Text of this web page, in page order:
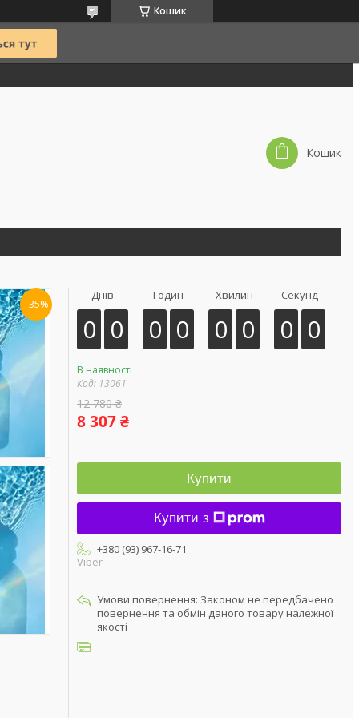
Кошик
Кошик
–35%
Днів
0 0
Годин
0 0
Хвилин
0 0
Секунд
0 0
В наявності
Код: 13061
12 780 ₴
8 307 ₴
Купити
Купити з
+380 (93) 967-16-71
Viber
Законом не передбачено
повернення та обмін даного товару належної
якості